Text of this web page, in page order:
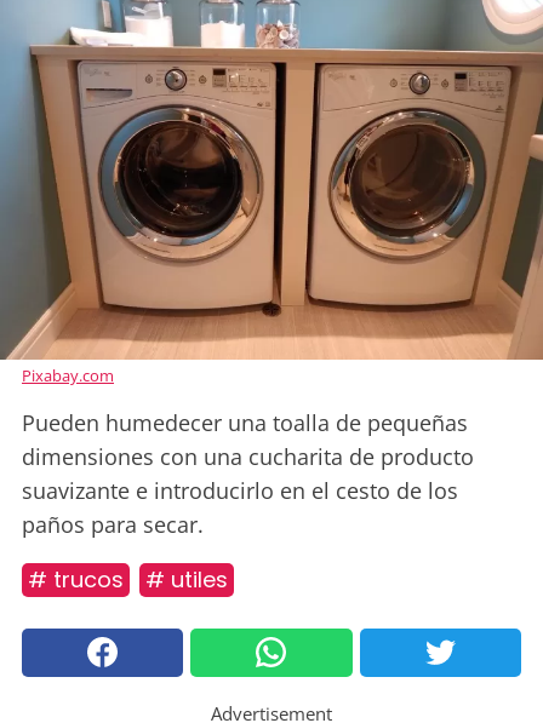
Pixabay.com
Pueden humedecer una toalla de pequeñas
dimensiones con una cucharita de producto
suavizante e introducirlo en el cesto de los
paños para secar.
# trucos # utiles
Advertisement